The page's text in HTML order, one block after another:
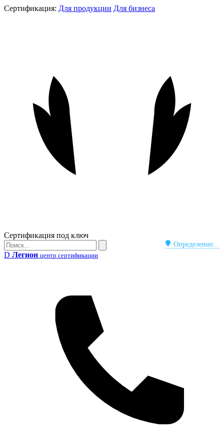
Сертификация: Для продукции Для бизнеса
Бейдж
Сертификация под ключ
Определение...
Поиск
Поиск
D Легион центр сертификации